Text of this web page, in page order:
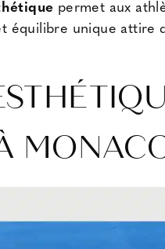
permet aux
équilibre unique attire